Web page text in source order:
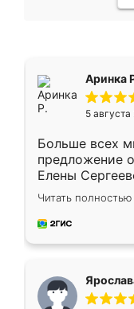
Аринка
5
Больше всех
предложение
Елены
короткие
для замера
предложил по
Читать полностью